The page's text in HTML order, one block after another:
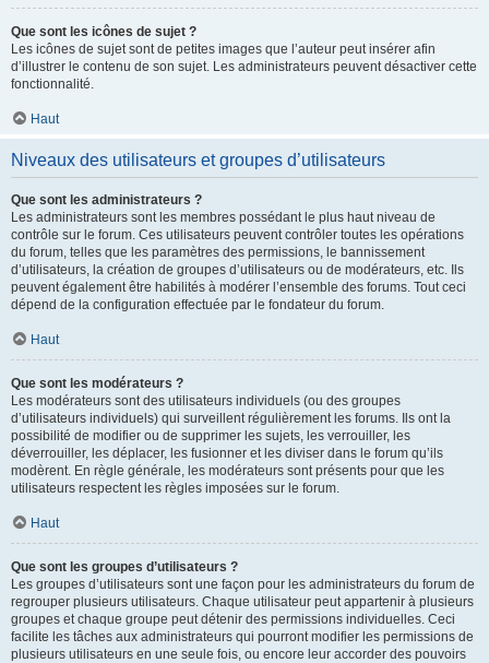
Que sont les icônes de sujet ?
Les icônes de sujet sont de petites images que l’auteur peut insérer afin
d’illustrer le contenu de son sujet. Les administrateurs peuvent désactiver cette
fonctionnalité.
Haut
Niveaux des utilisateurs et groupes d’utilisateurs
Que sont les administrateurs ?
Les administrateurs sont les membres possédant le plus haut niveau de
contrôle sur le forum. Ces utilisateurs peuvent contrôler toutes les opérations
du forum, telles que les paramètres des permissions, le bannissement
d’utilisateurs, la création de groupes d’utilisateurs ou de modérateurs, etc. Ils
peuvent également être habilités à modérer l’ensemble des forums. Tout ceci
dépend de la configuration effectuée par le fondateur du forum.
Haut
Que sont les modérateurs ?
Les modérateurs sont des utilisateurs individuels (ou des groupes
d’utilisateurs individuels) qui surveillent régulièrement les forums. Ils ont la
possibilité de modifier ou de supprimer les sujets, les verrouiller, les
déverrouiller, les déplacer, les fusionner et les diviser dans le forum qu’ils
modèrent. En règle générale, les modérateurs sont présents pour que les
utilisateurs respectent les règles imposées sur le forum.
Haut
Que sont les groupes d’utilisateurs ?
Les groupes d’utilisateurs sont une façon pour les administrateurs du forum de
regrouper plusieurs utilisateurs. Chaque utilisateur peut appartenir à plusieurs
groupes et chaque groupe peut détenir des permissions individuelles. Ceci
facilite les tâches aux administrateurs qui pourront modifier les permissions de
plusieurs utilisateurs en une seule fois, ou encore leur accorder des pouvoirs